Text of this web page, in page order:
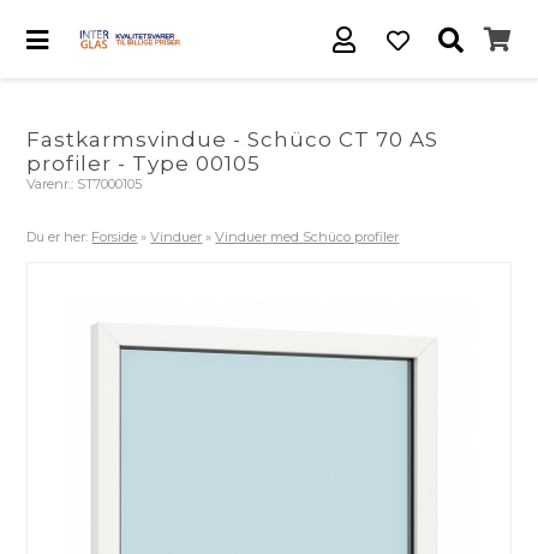
Fastkarmsvindue - Schüco CT 70 AS
profiler - Type 00105
Varenr.: ST7000105
Du er her: Forside »Vinduer »Vinduer med Schüco profiler